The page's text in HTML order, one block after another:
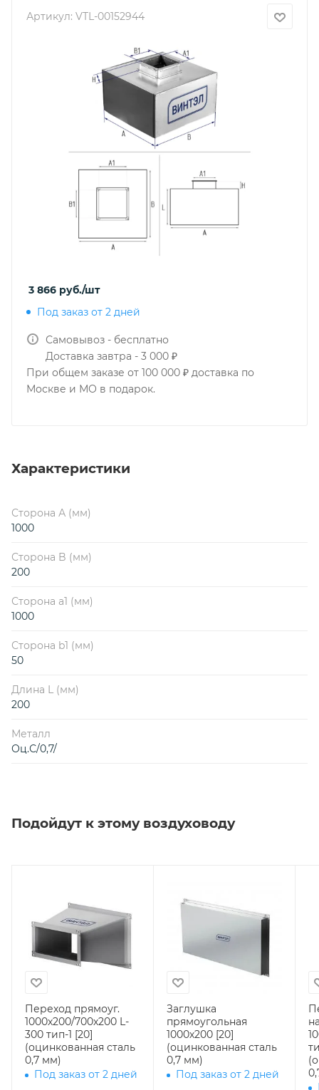
Артикул: VTL-00152944
3 866 руб./шт
Под заказ от 2 дней
Самовывоз - бесплатно
Доставка завтра - 3 000 ₽
При общем заказе от 100 000 ₽ доставка по
Москве и МО в подарок.
Характеристики
Сторона А (мм)
1000
Сторона B (мм)
200
Сторона a1 (мм)
1000
Сторона b1 (мм)
50
Длина L (мм)
200
Металл
Оц.С/0,7/
Подойдут к этому воздуховоду
Переход прямоуг.
1000х200/700х200 L-
300 тип-1 [20]
(оцинкованная сталь
0,7 мм)
Под заказ от 2 дней
Заглушка
прямоугольная
1000х200 [20]
(оцинкованная сталь
0,7 мм)
Под заказ от 2 дней